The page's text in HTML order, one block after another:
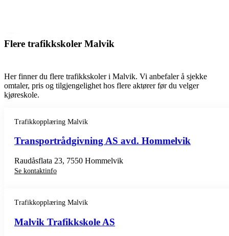
Flere trafikkskoler Malvik
Her finner du flere trafikkskoler i Malvik. Vi anbefaler å sjekke
omtaler, pris og tilgjengelighet hos flere aktører før du velger
kjøreskole.
Trafikkopplæring Malvik
Transportrådgivning AS avd. Hommelvik
Raudåsflata 23, 7550 Hommelvik
Se kontaktinfo
Trafikkopplæring Malvik
Malvik Trafikkskole AS